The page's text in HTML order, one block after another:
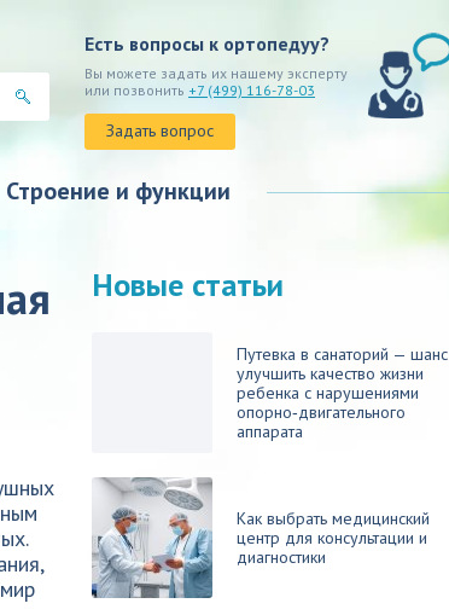
Есть вопросы к ортопедуу?
Вы можете задать их нашему эксперту
или позвонить +7 (499) 116-78-03
Задать вопрос
Строение и функции
Новые статьи
Путевка в санаторий — шанс
улучшить качество жизни
ребенка с нарушениями
опорно‑двигательного
аппарата
Как выбрать медицинский
центр для консультации и
диагностики